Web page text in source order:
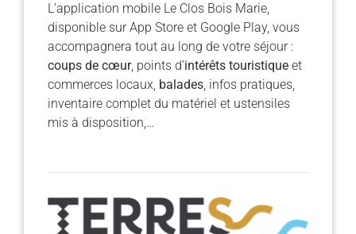
L’application mobile Le Clos Bois Marie,
disponible sur App Store et Google Play, vous
accompagnera tout au long de votre séjour :
coups de cœur, points d’intérêts touristiqueet
commerces locaux, balades, infos pratiques,
inventaire complet du matériel et ustensiles
mis à disposition,…